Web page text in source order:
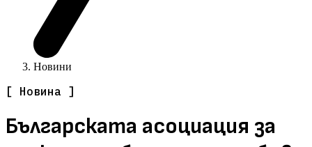
Новини
[ Новина ]
Българската асоциация за